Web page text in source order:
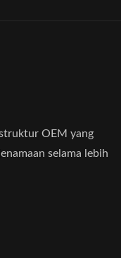
OEM yang
selama lebih